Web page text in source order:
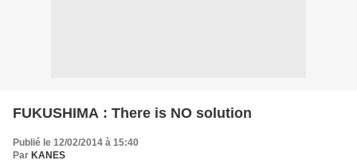
FUKUSHIMA : There is NO solution
Publié le 12/02/2014 à 15:40
Par KANES